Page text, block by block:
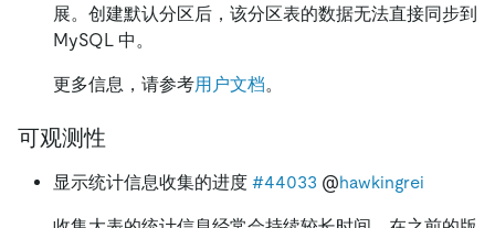
展。创建默认分区后，该分区表的数据无法直接同步到
MySQL 中。
更多信息，请参考用户文档。
可观测性
显示统计信息收集的进度 #44033 @hawkingrei